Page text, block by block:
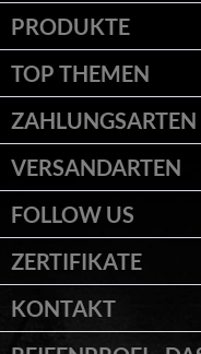
PRODUKTE
TOP THEMEN
ZAHLUNGSARTEN
VERSANDARTEN
FOLLOW US
ZERTIFIKATE
KONTAKT